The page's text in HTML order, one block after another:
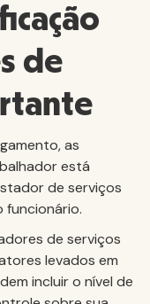
de
as
está
de serviços
de serviços
levados em
incluir o nível de